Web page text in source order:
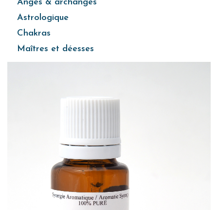
Anges & archanges
Astrologique
Chakras
Maîtres et déesses